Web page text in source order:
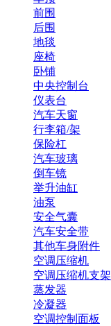
前围
后围
地毯
座椅
卧铺
中央控制台
仪表台
汽车天窗
行李箱/架
保险杠
汽车玻璃
倒车镜
举升油缸
油泵
安全气囊
汽车安全带
其他车身附件
空调压缩机
空调压缩机支架
蒸发器
冷凝器
空调控制面板